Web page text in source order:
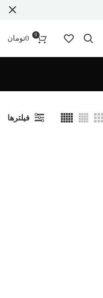
0
0تومان
فیلترها